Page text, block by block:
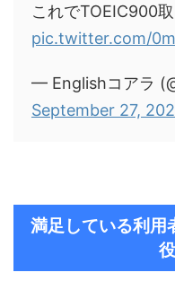
これでTOEIC900取
pic.twitter.com/
— Englishコアラ
September 27,
満足している利